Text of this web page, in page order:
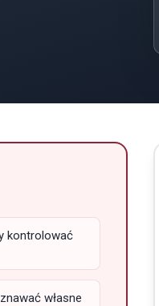
kontrolować
własne